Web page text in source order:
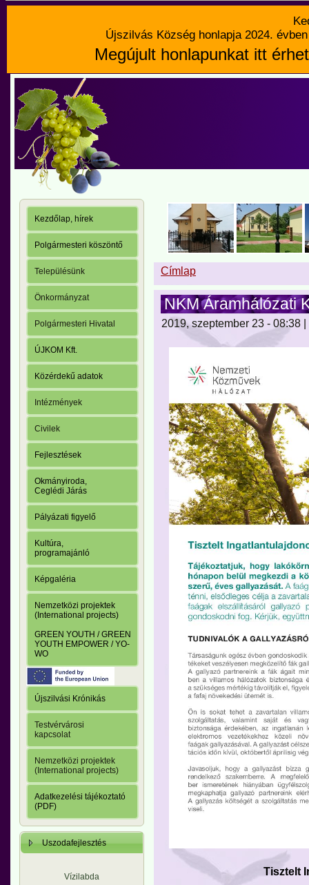
Újszilvás Község honlapja 2024.
Megújult honlapunkat itt
Kezdőlap, hírek
Polgármesteri köszöntő
Településünk
Önkormányzat
Polgármesteri Hivatal
ÚJKOM Kft.
Közérdekű adatok
Intézmények
Civilek
Fejlesztések
Okmányiroda,
Ceglédi Járás
Pályázati figyelő
Kultúra,
programajánló
Képgaléria
Nemzetközi projektek
(International projects)
GREEN YOUTH / GREEN
YOUTH EMPOWER / YO-
WO
Újszilvási Krónikás
Testvérvárosi
kapcsolat
Nemzetközi projektek
(International projects)
Adatkezelési tájékoztató
(PDF)
Uszodafejlesztés
Vízilabda
Címlap
NKM Áramhálózati
2019, szeptember 23 - 08:38 |
Tisztelt